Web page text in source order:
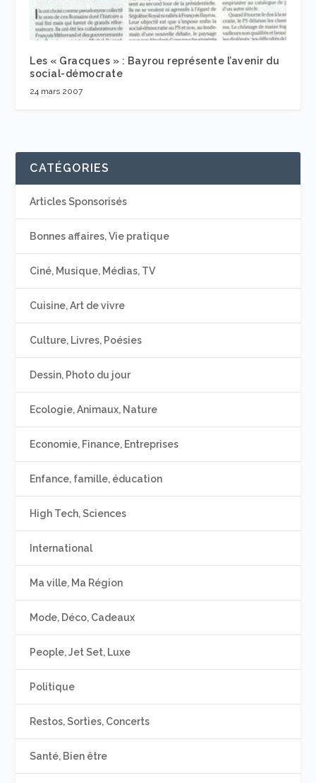
Les « Gracques » : Bayrou représente l’avenir du
social-démocrate
24 mars 2007
CATÉGORIES
Articles Sponsorisés
Bonnes affaires, Vie pratique
Ciné, Musique, Médias, TV
Cuisine, Art de vivre
Culture, Livres, Poésies
Dessin, Photo du jour
Ecologie, Animaux, Nature
Economie, Finance, Entreprises
Enfance, famille, éducation
High Tech, Sciences
International
Ma ville, Ma Région
Mode, Déco, Cadeaux
People, Jet Set, Luxe
Politique
Restos, Sorties, Concerts
Santé, Bien être